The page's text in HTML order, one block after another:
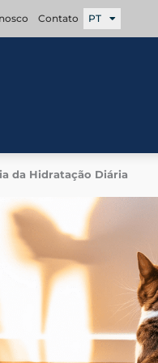
Contato PT
da Hidratação Diária